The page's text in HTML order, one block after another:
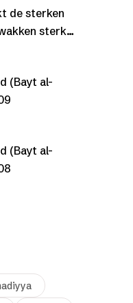
de sterken
sterk
77)
(Bayt al-
(Bayt al-